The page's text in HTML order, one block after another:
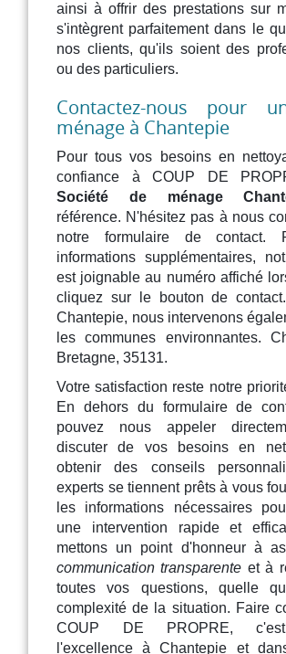
ainsi à offrir des prestations sur
s'intègrent parfaitement dans le
nos clients, qu'ils soient des
ou des particuliers.
Contactez-nous pour
ménage à Chantepie
Pour tous vos besoins en
confiance à COUP DE
Société de ménage
référence. N'hésitez pas à nous
notre formulaire de contact.
informations supplémentaires,
est joignable au numéro affiché
cliquez sur le bouton de
Chantepie, nous intervenons
les communes environnantes.
Bretagne, 35131.
Votre satisfaction reste notre
En dehors du formulaire de
pouvez nous appeler
discuter de vos besoins en
obtenir des conseils
experts se tiennent prêts à vous
les informations nécessaires
une intervention rapide et
mettons un point d'honneur à
communication transparente et à
toutes vos questions, quelle
complexité de la situation. Faire
COUP DE PROPRE,
l'excellence à Chantepie et